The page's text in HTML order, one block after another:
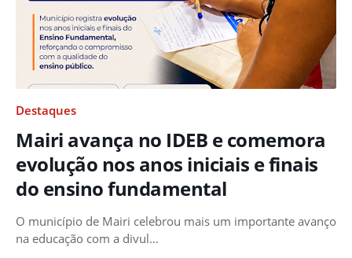
Destaques
Mairi avança no IDEB e comemora
evolução nos anos iniciais e finais
do ensino fundamental
O município de Mairi celebrou mais um importante avanço
na educação com a divul…